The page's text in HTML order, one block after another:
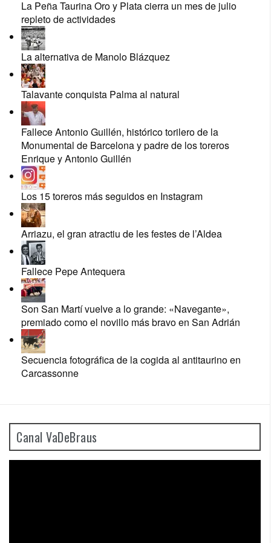
La Peña Taurina Oro y Plata cierra un mes de julio
repleto de actividades
La alternativa de Manolo Blázquez
Talavante conquista Palma al natural
Fallece Antonio Guillén, histórico torilero de la
Monumental de Barcelona y padre de los toreros
Enrique y Antonio Guillén
Los 15 toreros más seguidos en Instagram
Arriazu, el gran atractiu de les festes de l’Aldea
Fallece Pepe Antequera
Son San Martí vuelve a lo grande: «Navegante»,
premiado como el novillo más bravo en San Adrián
Secuencia fotográfica de la cogida al antitaurino en
Carcassonne
Canal VaDeBraus